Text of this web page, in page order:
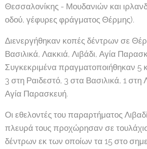
Θεσσαλονίκης - Μουδανιών και
οδού, γέφυρες φράγματος Θέρμης).
Διενεργήθηκαν κοπές δέντρων σε
Βασιλικά, Λακκιά, Λιβάδι, Αγία
Συγκεκριμένα πραγματοποιήθηκαν 5
3 στη Ραιδεστό, 3 στα Βασιλικά, 1 στη
Αγία Παρασκευή.
Οι εθελοντές του παραρτήματος
πλευρά τους προχώρησαν σε
δέντρων εκ των οποίων τα 15 στο